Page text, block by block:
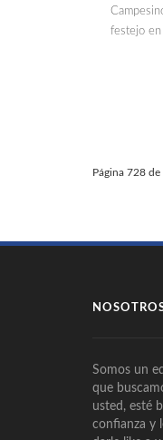
festejo
Página 728
Somos un
que
usted, esté
confianza y